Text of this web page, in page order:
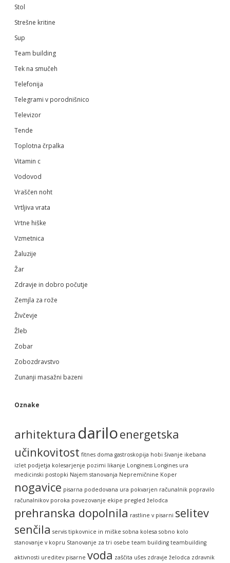
Stol
Strešne kritine
Sup
Team building
Tek na smučeh
Telefonija
Telegrami v porodnišnico
Televizor
Tende
Toplotna črpalka
Vitamin c
Vodovod
Vraščen noht
Vrtljiva vrata
Vrtne hiške
Vzmetnica
Žaluzije
Žar
Zdravje in dobro počutje
Zemjla za rože
Živčevje
Žleb
Zobar
Zobozdravstvo
Zunanji masažni bazeni
Oznake
arhitektura dariloenergetska
učinkovitost fitnes doma gastroskopija hobi šivanje ikebana
izlet podjetja kolesarjenje pozimi likanje Longiness Longines ura
medicinski postopki Najem stanovanja Nepremičnine Koper
nogavice pisarna podedovana ura pokvarjen računalnik popravilo
računalnikov poroka povezovanje ekipe pregled želodca
prehranska dopolnila rastline v pisarni selitev
senčila servis tipkovnice in miške sobna kolesa sobno kolo
stanovanje v kopru Stanovanje za tri osebe team building teambuilding
aktivnosti ureditev pisarne voda zaščita ušes zdravje želodca zdravnik